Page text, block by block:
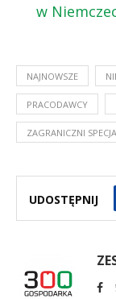
w
NAJNOWSZE
PRACODAWCY
ZAGRANICZNI
UDOSTĘPNIJ